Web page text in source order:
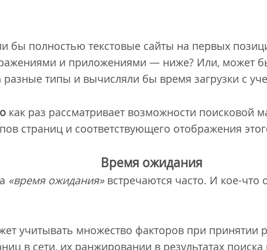
бы полностью текстовые сайты на первых
и приложениями — ниже? Или, может
типы и вычисляли бы время загрузки с
как раз рассматривает возможности поисковой
страниц и соответствующего отображения
Время ожидания
«время ожидания»встречаются часто. И кое-что
учитывать множество факторов при принятии
в сети, их ранжировании в результатах